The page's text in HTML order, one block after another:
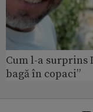
Cum l-a surprins
bagă în copaci”